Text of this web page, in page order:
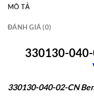
MÔ TẢ
ĐÁNH GIÁ (0)
330130-
330130-040-02-CN